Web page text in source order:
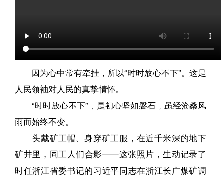
因为心中常有牵挂，所以“时时放心不下”。这是
人民领袖对人民的真挚情怀。
“时时放心不下”，是初心坚如磐石，虽经沧桑风
雨而始终不变。
头戴矿工帽、身穿矿工服，在近千米深的地下
矿井里，同工人们合影——这张照片，生动记录了
时任浙江省委书记的习近平同志在浙江长广煤矿调